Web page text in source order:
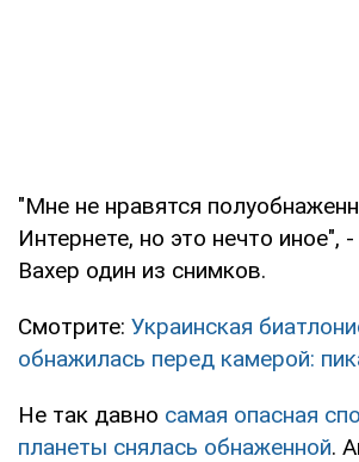
"Мне не нравятся
Интернете, но это нечто иное",
Вахер один из снимков.
Смотрите: Украинская
обнажилась перед камерой:
Не так давно самая опасная
планеты снялась обнаженной.